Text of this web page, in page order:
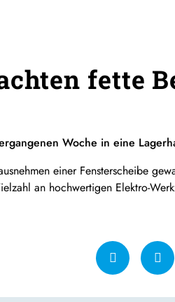
fette
Woche in eine
einer Fensterscheibe
an hochwertigen Elektro-